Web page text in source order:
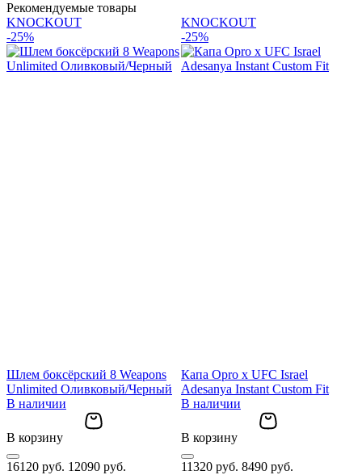
Рекомендуемые товары
KNOCKOUT
-25%
Шлем боксёрский 8 Weapons
Unlimited Оливковый/Черный
В наличии
В корзину
16120 руб. 12090 руб.
KNOCKOUT
-25%
Капа Opro x UFC Israel
Adesanya Instant Custom Fit
В наличии
В корзину
11320 руб. 8490 руб.